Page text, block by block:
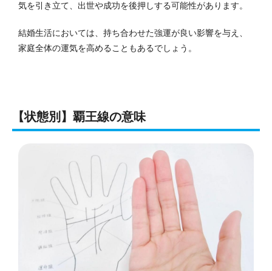
気を引き立て、出世や成功を後押しする可能性があります。
結婚生活においては、持ち合わせた強運が良い影響を与え、
家庭全体の運気を高めることもあるでしょう。
【状態別】覇王線の意味